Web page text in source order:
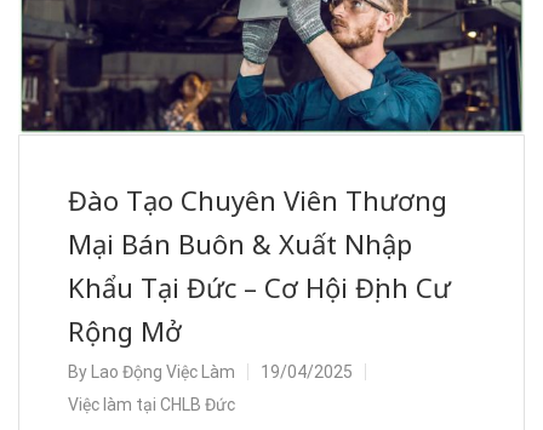
Đào Tạo Chuyên Viên Thương
Mại Bán Buôn & Xuất Nhập
Khẩu Tại Đức – Cơ Hội Định Cư
Rộng Mở
By Lao Động Việc Làm
19/04/2025
Việc làm tại CHLB Đức